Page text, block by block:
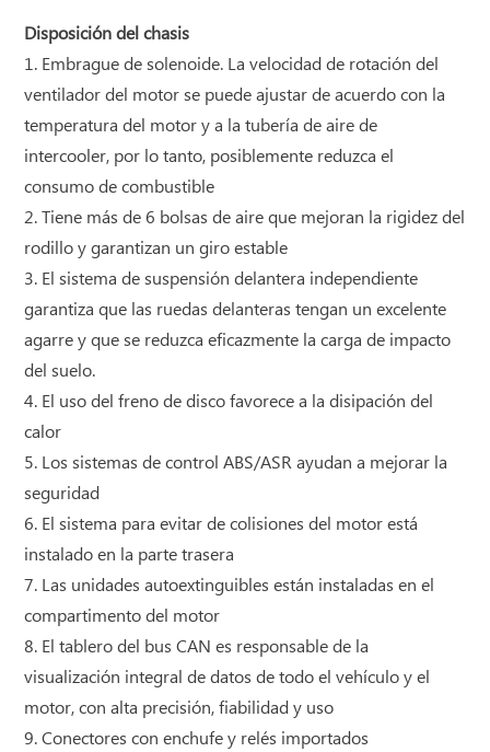
Disposición del chasis
1. Embrague de solenoide. La velocidad de rotación del
ventilador del motor se puede ajustar de acuerdo con la
temperatura del motor y a la tubería de aire de
intercooler, por lo tanto, posiblemente reduzca el
consumo de combustible
2. Tiene más de 6 bolsas de aire que mejoran la rigidez del
rodillo y garantizan un giro estable
3. El sistema de suspensión delantera independiente
garantiza que las ruedas delanteras tengan un excelente
agarre y que se reduzca eficazmente la carga de impacto
del suelo.
4. El uso del freno de disco favorece a la disipación del
calor
5. Los sistemas de control ABS/ASR ayudan a mejorar la
seguridad
6. El sistema para evitar de colisiones del motor está
instalado en la parte trasera
7. Las unidades autoextinguibles están instaladas en el
compartimento del motor
8. El tablero del bus CAN es responsable de la
visualización integral de datos de todo el vehículo y el
motor, con alta precisión, fiabilidad y uso
9. Conectores con enchufe y relés importados